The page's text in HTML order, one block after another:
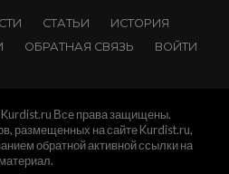
СТАТЬИ
ИСТОРИЯ
ОБРАТНАЯ СВЯЗЬ ВОЙТИ
Все права защищены.
размещенных на сайте Kurdist.ru,
обратной активной ссылки на
материал.